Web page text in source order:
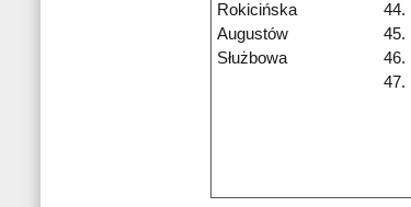
Rokicińska
44.
Augustów
45.
Służbowa
46.
47.